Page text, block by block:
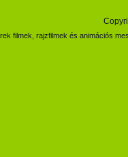
filmek, rajzfilmek és animációs